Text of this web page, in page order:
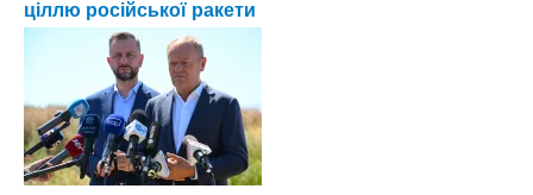
ціллю російської ракети